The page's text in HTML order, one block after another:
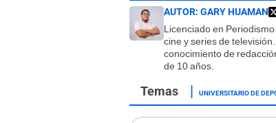
AUTOR: GARY HUAMAN
Licenciado en
cine y series de
conocimiento de
de 10 años.
UNIVERSITARIO DE